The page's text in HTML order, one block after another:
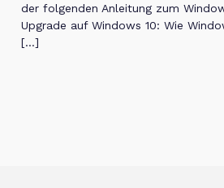
der folgenden Anleitung zum
Upgrade auf Windows 10: Wie
[…]